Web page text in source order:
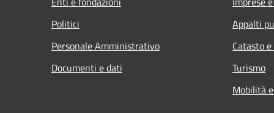
Politici
Personale Amministrativo
Documenti e dati
Appalti
Catasto
Turismo
Mobilità